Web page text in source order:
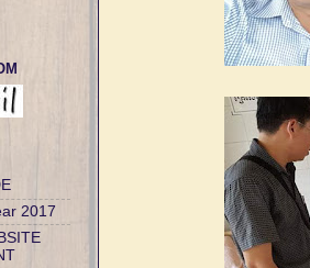
2017